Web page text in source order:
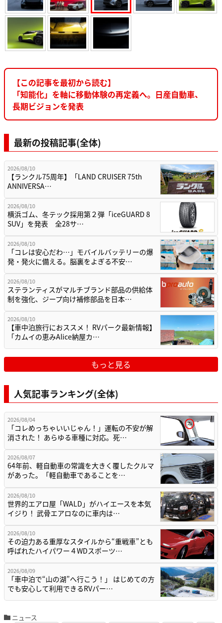
【この記事を最初から読む】
「知能化」を軸に移動体験の再定義へ。日産自動車、
長期ビジョンを発表
最新の投稿記事(全体)
2026/08/10
【ランクル75周年】「LAND CRUISER 75th
ANNIVERSA…
2026/08/10
横浜ゴム、冬テック採用第２弾「iceGUARD 8
SUV」を発表 全28サ…
2026/08/10
「コレは安心だわ…」モバイルバッテリーの爆
発・発火に備える。脳裏をよぎる不安…
2026/08/10
ステランティスがマルチブランド部品の供給体
制を強化、ジープ向け補修部品を日本…
2026/08/10
【車中泊旅行におススメ！ RVパーク最新情報】
「カムイの恵みAlice納屋カ…
もっと見る
人気記事ランキング(全体)
2026/08/04
「コレめっちゃいいじゃん！」運転の不安が解
消された！ あらゆる車種に対応。死…
2026/08/07
64年前、軽自動車の常識を大きく覆したクルマ
があった。「軽自動車であることを…
2026/08/10
世界的エアロ屋「WALD」がハイエースを本気
イジり！ 武骨エアロなのに車内は…
2026/08/10
その迫力ある重厚なスタイルから“重戦車”とも
呼ばれたハイパワー４WDスポーツ…
2026/08/09
「車中泊で“山の湖”へ行こう！」 はじめての方
でも安心して利用できるRVパー…
ニュース